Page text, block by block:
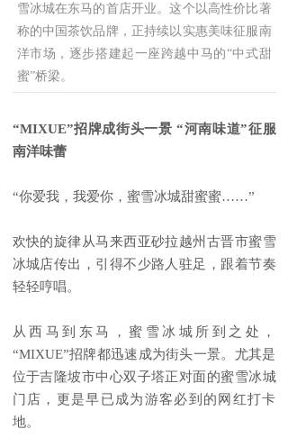
雪冰城在东马的首店开业。这个以高性价比著
称的中国茶饮品牌，正持续以实惠美味征服南
洋市场，逐步搭建起一座跨越中马的“中式甜
蜜”桥梁。
“MIXUE”招牌成街头一景 “河南味道”征服
南洋味蕾
“你爱我，我爱你，蜜雪冰城甜蜜蜜……”
欢快的旋律从马来西亚砂拉越州古晋市蜜雪
冰城店传出，引得不少路人驻足，跟着节奏
轻轻哼唱。
从西马到东马，蜜雪冰城所到之处，
“MIXUE”招牌都迅速成为街头一景。尤其是
位于吉隆坡市中心双子塔正对面的蜜雪冰城
门店，更是早已成为游客必到的网红打卡
地。